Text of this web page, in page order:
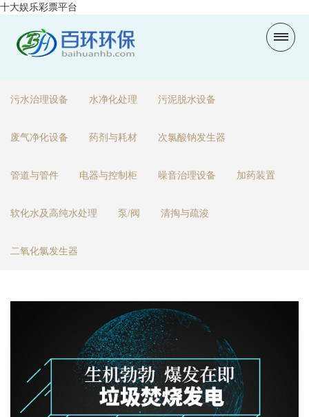
十大娱乐彩票平台
污水治理设备 水净化处理 污泥脱水设备
废气净化设备 药剂与耗材 次氯酸钠发生器
管道与管件 电器与控制柜 噪音治理设备 加药装置
软化水及高纯水处理 泵/阀 清掏与疏浚
二氧化氯发生器